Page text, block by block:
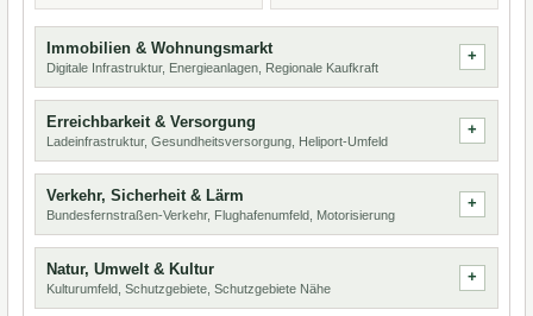
Immobilien & Wohnungsmarkt
Digitale Infrastruktur, Energieanlagen, Regionale Kaufkraft
Erreichbarkeit & Versorgung
Ladeinfrastruktur, Gesundheitsversorgung, Heliport-Umfeld
Verkehr, Sicherheit & Lärm
Bundesfernstraßen-Verkehr, Flughafenumfeld, Motorisierung
Natur, Umwelt & Kultur
Kulturumfeld, Schutzgebiete, Schutzgebiete Nähe